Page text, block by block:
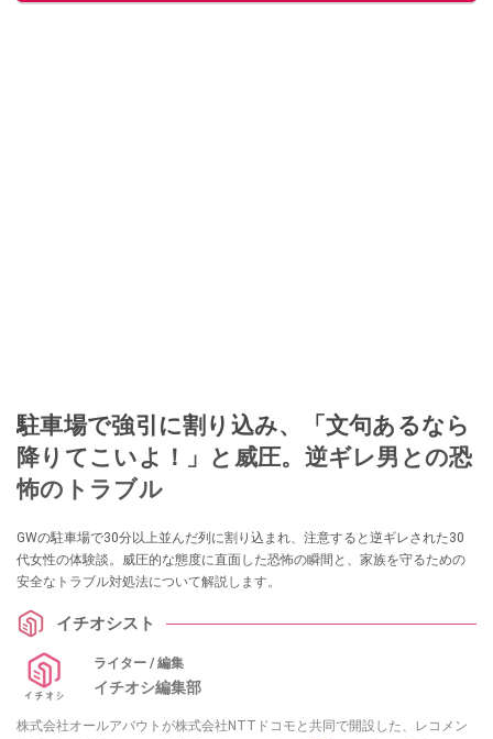
駐車場で強引に割り込み、「文句あるなら
降りてこいよ！」と威圧。逆ギレ男との恐
怖のトラブル
GWの駐車場で30分以上並んだ列に割り込まれ、注意すると逆ギレされた30
代女性の体験談。威圧的な態度に直面した恐怖の瞬間と、家族を守るための
安全なトラブル対処法について解説します。
イチオシスト
ライター / 編集
イチオシ編集部
株式会社オールアバウトが株式会社NTTドコモと共同で開設した、レコメン